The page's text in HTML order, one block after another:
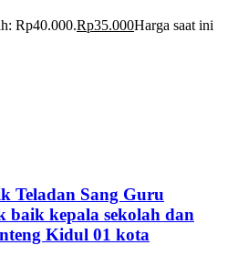
Rp40.000.Rp35.000Harga saat ini
Teladan Sang Guru
baik kepala sekolah dan
Kidul 01 kota